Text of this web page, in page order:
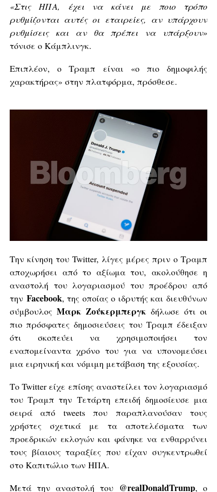
«Στις ΗΠΑ, έχει να κάνει με ποιο τρόπο
ρυθμίζονται αυτές οι εταιρείες, αν υπάρχουν
ρυθμίσεις και αν θα πρέπει να υπάρξουν»
τόνισε ο Κάμπλινγκ.
Επιπλέον, ο Τραμπ είναι «ο πιο δημοφιλής
χαρακτήρας» στην πλατφόρμα, πρόσθεσε.
Την κίνηση του Twitter, λίγες μέρες πριν ο Τραμπ
αποχωρήσει από το αξίωμα του, ακολούθησε η
αναστολή του λογαριασμού του προέδρου από
την Facebook, της οποίας ο ιδρυτής και διευθύνων
σύμβουλος Μαρκ Ζούκερμπεργκ δήλωσε ότι οι
πιο πρόσφατες δημοσιεύσεις του Τραμπ έδειξαν
ότι σκοπεύει να χρησιμοποιήσει τον
εναπομείναντα χρόνο του για να υπονομεύσει
μια ειρηνική και νόμιμη μετάβαση της εξουσίας.
Το Twitter είχε επίσης αναστείλει τον λογαριασμό
του Τραμπ την Τετάρτη επειδή δημοσίευσε μια
σειρά από tweets που παραπλανούσαν τους
χρήστες σχετικά με τα αποτελέσματα των
προεδρικών εκλογών και φάνηκε να ενθαρρύνει
τους βίαιους ταραξίες που είχαν συγκεντρωθεί
στο Καπιτώλιο των ΗΠΑ.
Μετά την αναστολή του @realDonaldTrump, ο